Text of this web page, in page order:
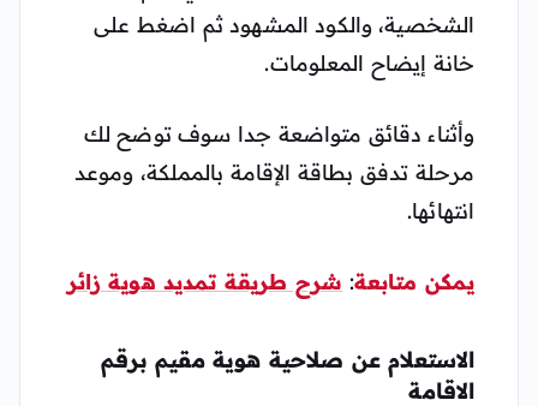
الشخصية، والكود المشهود ثم اضغط على
خانة إيضاح المعلومات.
وأثناء دقائق متواضعة جدا سوف توضح لك
مرحلة تدفق بطاقة الإقامة بالمملكة، وموعد
انتهائها.
يمكن متابعة: شرح طريقة تمديد هوية زائر
الاستعلام عن صلاحية هوية مقيم برقم
الاقامة